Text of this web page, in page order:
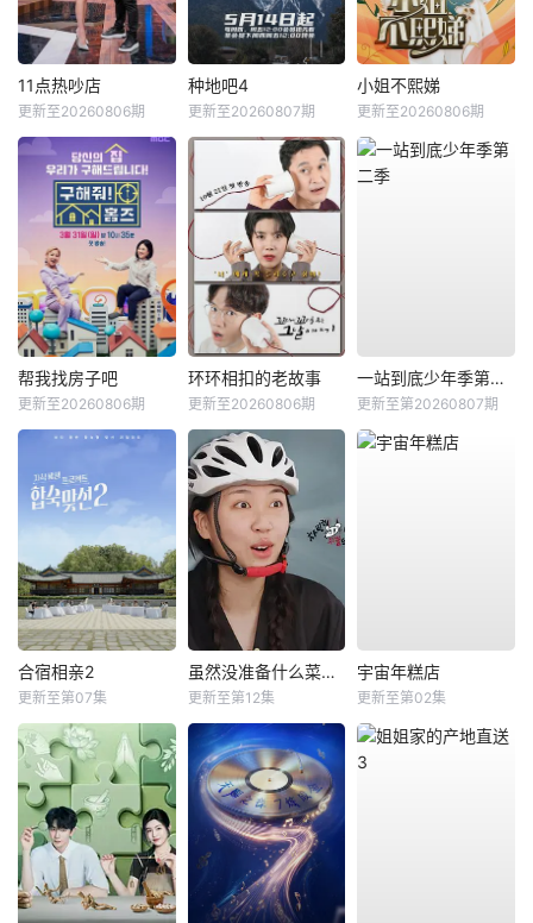
11点热吵店
更新至20260806期
种地吧4
更新至20260807期
小姐不熙娣
更新至20260806期
帮我找房子吧
更新至20260806期
环环相扣的老故事
更新至20260806期
一站到底少年季第二季
更新至第20260807期
合宿相亲2
更新至第07集
虽然没准备什么菜第四季
更新至第12集
宇宙年糕店
更新至第02集